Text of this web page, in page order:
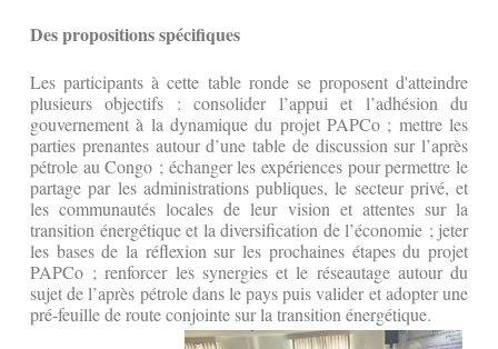
Des propositions spécifiques
Les participants à cette table ronde se proposent d'atteindre
plusieurs objectifs : consolider l’appui et l’adhésion du
gouvernement à la dynamique du projet PAPCo ; mettre les
parties prenantes autour d’une table de discussion sur l’après
pétrole au Congo ; échanger les expériences pour permettre le
partage par les administrations publiques, le secteur privé, et
les communautés locales de leur vision et attentes sur la
transition énergétique et la diversification de l’économie ; jeter
les bases de la réflexion sur les prochaines étapes du projet
PAPCo ; renforcer les synergies et le réseautage autour du
sujet de l’après pétrole dans le pays puis valider et adopter une
pré-feuille de route conjointe sur la transition énergétique.